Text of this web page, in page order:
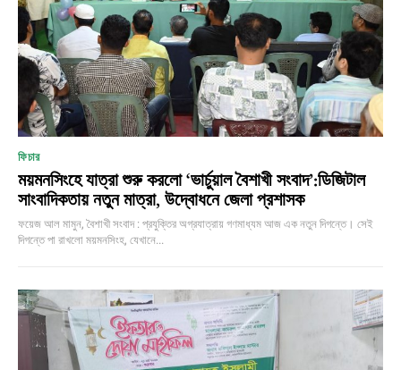
ফিচার
ময়মনসিংহে যাত্রা শুরু করলো ‘ভার্চুয়াল বৈশাখী সংবাদ’:ডিজিটাল
সাংবাদিকতায় নতুন মাত্রা, উদ্বোধনে জেলা প্রশাসক
ফয়েজ আল মামুন, বৈশাখী সংবাদ : প্রযুক্তির অগ্রযাত্রায় গণমাধ্যম আজ এক নতুন দিগন্তে। সেই
দিগন্তে পা রাখলো ময়মনসিংহ, যেখানে...